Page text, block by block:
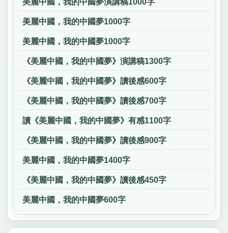
美麗中國，我的中國夢1000字
美麗中國，我的中國夢1000字
《美麗中國，我的中國夢》演講稿1300字
《美麗中國，我的中國夢》讀後感600字
《美麗中國，我的中國夢》讀後感700字
讀《美麗中國，我的中國夢》有感1100字
《美麗中國，我的中國夢》讀後感900字
美麗中國，我的中國夢1400字
《美麗中國，我的中國夢》讀後感450字
美麗中國，我的中國夢600字